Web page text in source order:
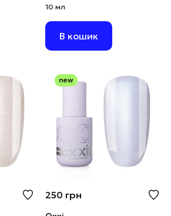
10 мл
В кошик
new
250 грн